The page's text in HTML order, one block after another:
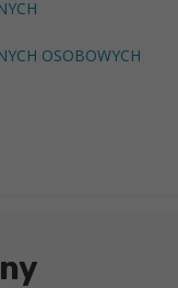
OSOBOWYCH